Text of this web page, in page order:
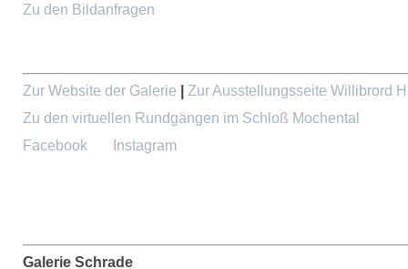
Zu den Bildanfragen
Zur Website der Galerie
Zur Ausstellungsseite Willibrord
Zu den virtuellen Rundgängen im Schloß Mochental
Facebook
Instagram
Galerie Schrade